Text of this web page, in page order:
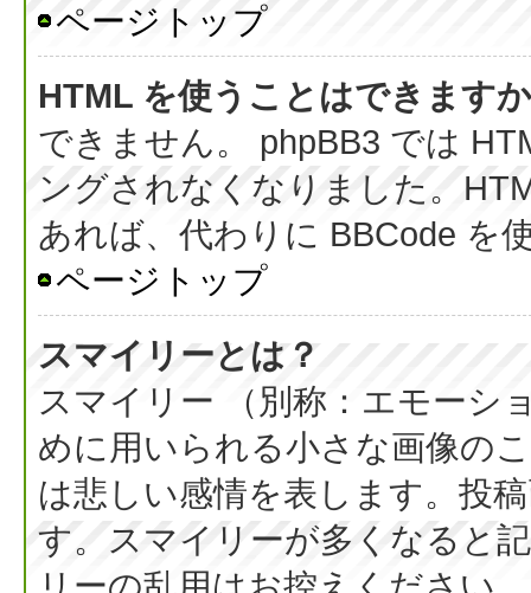
ページトップ
HTML を使うことはできます
できません。 phpBB3 では
ングされなくなりました。
あれば、代わりに BBCode を
ページトップ
スマイリーとは？
スマイリー （別称：エモーシ
めに用いられる小さな画像の
は悲しい感情を表します。投
す。スマイリーが多くなると